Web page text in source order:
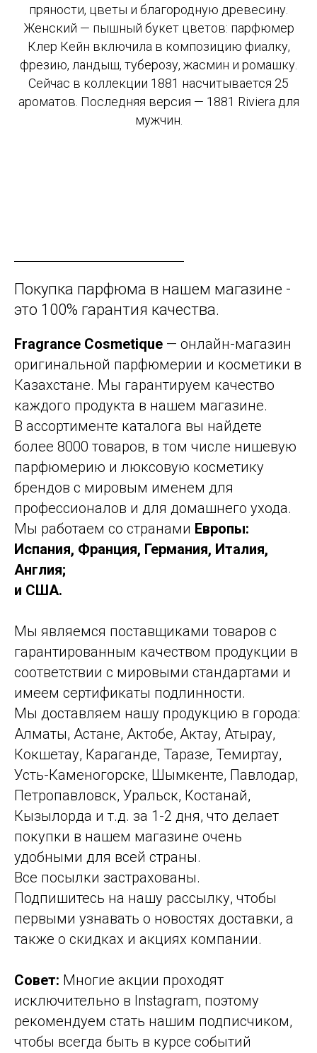
пряности, цветы и благородную древесину.
Женский — пышный букет цветов: парфюмер
Клер Кейн включила в композицию фиалку,
фрезию, ландыш, туберозу, жасмин и ромашку.
Сейчас в коллекции 1881 насчитывается 25
ароматов. Последняя версия — 1881 Riviera для
мужчин.
Покупка парфюма в нашем магазине -
это 100% гарантия качества.
Fragrance Cosmetique — онлайн-магазин
оригинальной парфюмерии и косметики в
Казахстане. Мы гарантируем качество
каждого продукта в нашем магазине.
В ассортименте каталога вы найдете
более 8000 товаров, в том числе нишевую
парфюмерию и люксовую косметику
брендов с мировым именем для
профессионалов и для домашнего ухода.
Мы работаем со странами Европы:
Испания, Франция, Германия, Италия,
Англия;
и США.
Мы являемся поставщиками товаров с
гарантированным качеством продукции в
соответствии с мировыми стандартами и
имеем сертификаты подлинности.
Мы доставляем нашу продукцию в города:
Алматы, Астане, Актобе, Актау, Атырау,
Кокшетау, Караганде, Таразе, Темиртау,
Усть-Каменогорске, Шымкенте, Павлодар,
Петропавловск, Уральск, Костанай,
Кызылорда и т.д. за 1-2 дня, что делает
покупки в нашем магазине очень
удобными для всей страны.
Все посылки застрахованы.
Подпишитесь на нашу рассылку, чтобы
первыми узнавать о новостях доставки, а
также о скидках и акциях компании.
Совет: Многие акции проходят
исключительно в Instagram, поэтому
рекомендуем стать нашим подписчиком,
чтобы всегда быть в курсе событий